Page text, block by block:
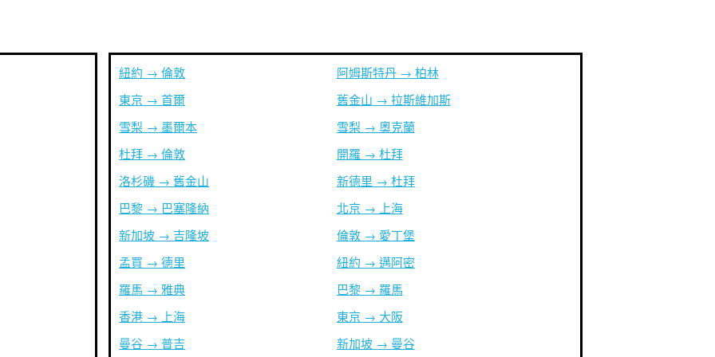
紐約 → 倫敦
東京 → 首爾
雪梨 → 墨爾本
杜拜 → 倫敦
洛杉磯 → 舊金山
巴黎 → 巴塞隆納
新加坡 → 吉隆坡
孟買 → 德里
羅馬 → 雅典
香港 → 上海
曼谷 → 普吉
阿姆斯特丹 → 柏林
舊金山 → 拉斯維加斯
雪梨 → 奧克蘭
開羅 → 杜拜
新德里 → 杜拜
北京 → 上海
倫敦 → 愛丁堡
紐約 → 邁阿密
巴黎 → 羅馬
東京 → 大阪
新加坡 → 曼谷